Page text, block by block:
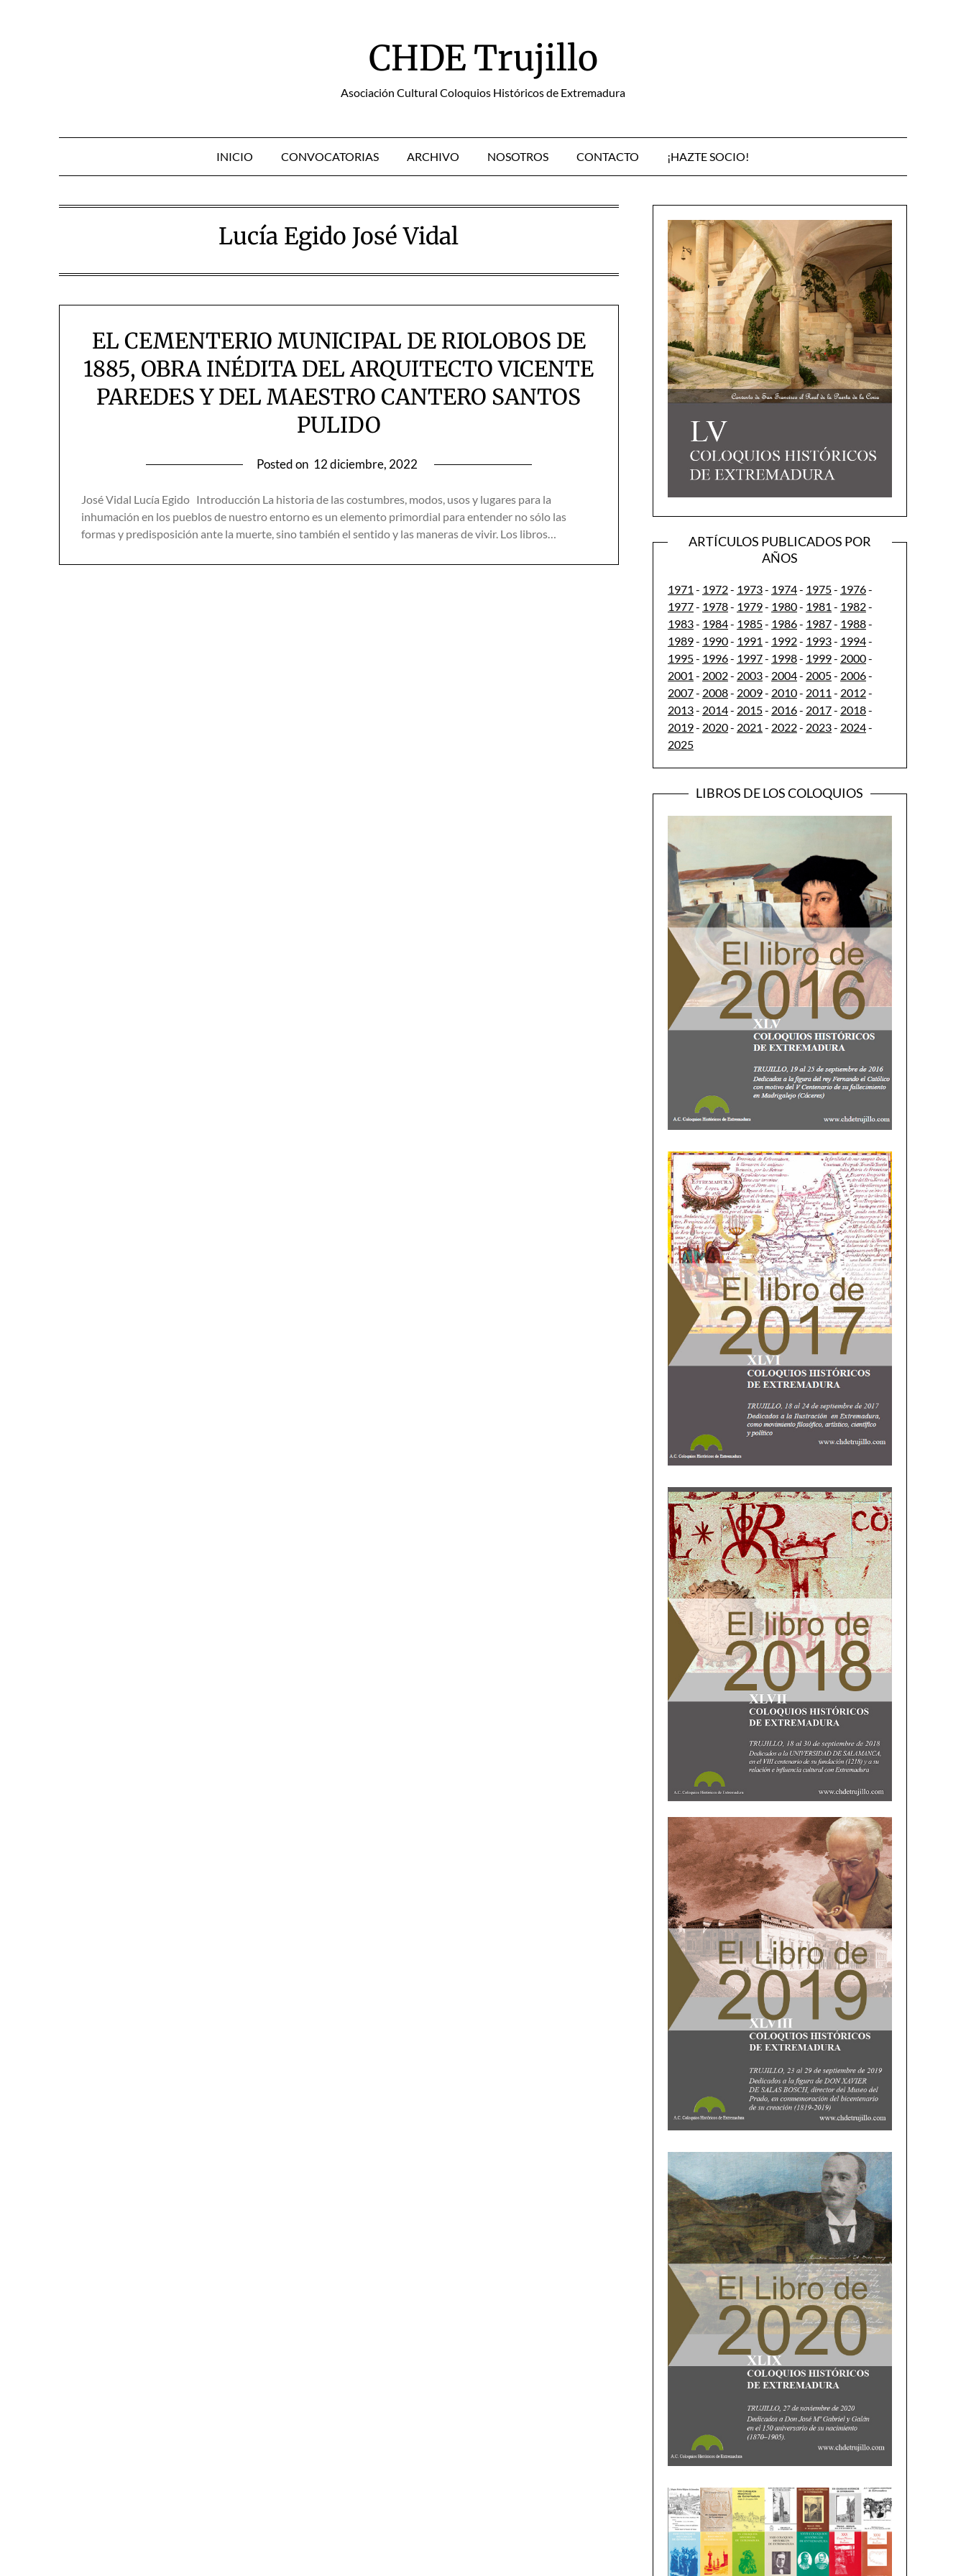
CHDE Trujillo
Asociación Cultural Coloquios Históricos de Extremadura
INICIO CONVOCATORIAS ARCHIVO NOSOTROS CONTACTO ¡HAZTE SOCIO!
Lucía Egido José Vidal
EL CEMENTERIO MUNICIPAL DE RIOLOBOS DE
1885, OBRA INÉDITA DEL ARQUITECTO VICENTE
PAREDES Y DEL MAESTRO CANTERO SANTOS
PULIDO
Posted on 12 diciembre, 2022
José Vidal Lucía Egido Introducción La historia de las costumbres, modos, usos y lugares para la
inhumación en los pueblos de nuestro entorno es un elemento primordial para entender no sólo las
formas y predis­po­si­ción ante la muerte, sino también el sentido y las maneras de vivir. Los libros…
ARTÍCULOS PUBLICADOS POR
AÑOS
1971 - 1972- 1973- 1974- 1975- 1976-
1977- 1978- 1979- 1980- 1981 - 1982-
1983- 1984- 1985- 1986- 1987- 1988-
1989- 1990- 1991 - 1992- 1993- 1994-
1995- 1996- 1997- 1998- 1999- 2000-
2001 - 2002- 2003- 2004- 2005- 2006-
2007- 2008- 2009- 2010- 2011 - 2012-
2013- 2014- 2015- 2016- 2017- 2018-
2019- 2020- 2021 - 2022- 2023- 2024-
2025
LIBROS DE LOS COLOQUIOS